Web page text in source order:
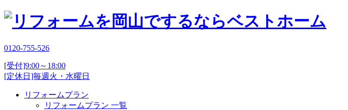
0120-755-526
[受付]9:00～18:00
[定休日]毎週火・水曜日
リフォームプラン
リフォームプラン 一覧